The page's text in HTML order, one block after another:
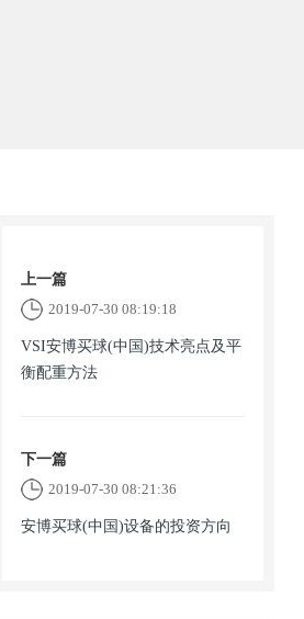
上一篇
2019-07-30 08:19:18
VSI安博买球(中国)技术亮点及平
衡配重方法
下一篇
2019-07-30 08:21:36
安博买球(中国)设备的投资方向